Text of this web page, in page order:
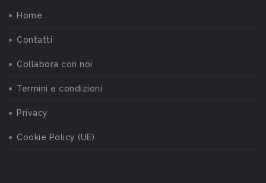
Home
Contatti
Collabora con noi
Termini e condizioni
Privacy
Cookie Policy (UE)